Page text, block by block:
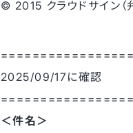
© 2015 クラウドサイン
2025/09/17に確認
＜件名＞